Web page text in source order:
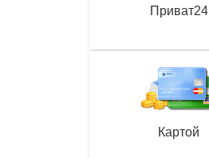
Приват24
Картой